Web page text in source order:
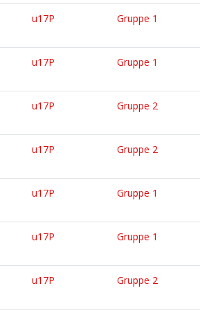
u17P Gruppe 1
u17P Gruppe 1
u17P Gruppe 2
u17P Gruppe 2
u17P Gruppe 1
u17P Gruppe 1
u17P Gruppe 2